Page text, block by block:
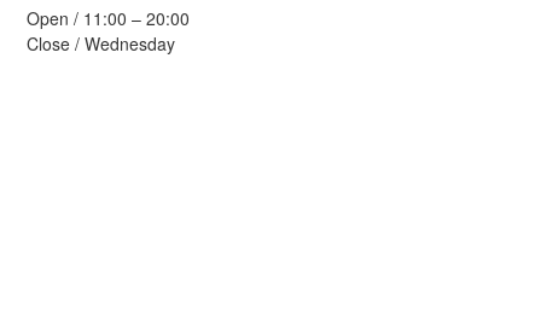
Open / 11:00 – 20:00
Close / Wednesday